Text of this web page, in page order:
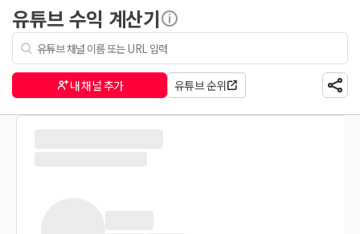
유튜브 수익 계산기
내 채널 추가 유튜브 순위